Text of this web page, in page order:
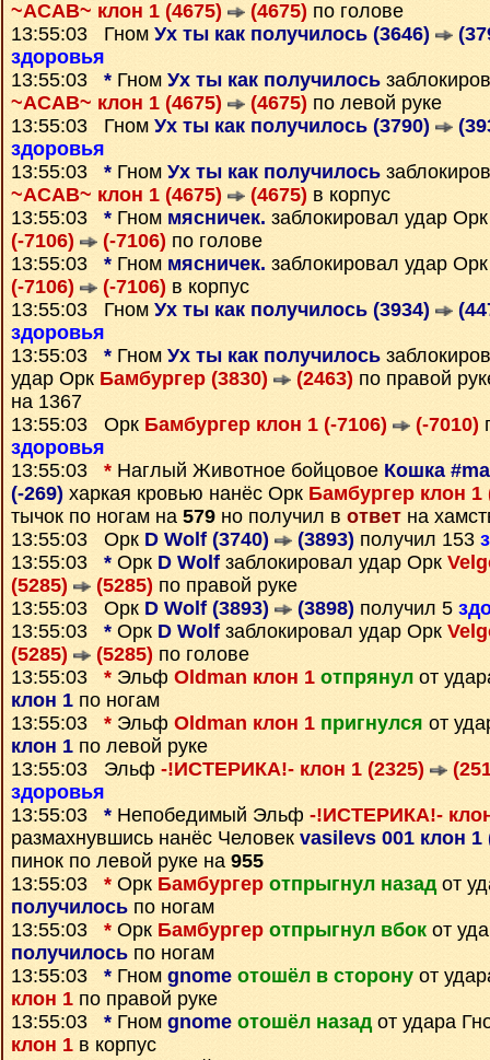
~ACAB~ клон 1 (4675)
(4675) по голове
13:55:03 Гном Ух ты как получилось (3646)
здоровья
13:55:03 * Гном Ух ты как получилось
~ACAB~ клон 1 (4675)
(4675) по левой руке
13:55:03 Гном Ух ты как получилось (3790)
здоровья
13:55:03 * Гном Ух ты как получилось
~ACAB~ клон 1 (4675)
(4675) в корпус
13:55:03 * Гном мясничек. заблокировал удар
(-7106)
(-7106) по голове
13:55:03 * Гном мясничек. заблокировал удар
(-7106)
(-7106) в корпус
13:55:03 Гном Ух ты как получилось (3934)
здоровья
13:55:03 * Гном Ух ты как получилось
удар Орк Бамбургер (3830) (2463) по правой
на 1367
13:55:03 Орк Бамбургер клон 1 (-7106) (-7010)
здоровья
13:55:03 * Наглый Животное бойцовое Кошка
(-269) харкая кровью нанёс Орк Бамбургер клон 1
тычок по ногам на 579 но получил в ответ на
13:55:03 Орк D Wolf (3740) (3893) получил 153
13:55:03 * Орк D Wolf заблокировал удар Орк
(5285)
(5285) по правой руке
13:55:03 Орк D Wolf (3893) (3898) получил 5
13:55:03 * Орк D Wolf заблокировал удар Орк
(5285)
(5285) по голове
13:55:03 * Эльф Oldman клон 1 отпрянул от
клон 1 по ногам
13:55:03 * Эльф Oldman клон 1 пригнулся от
клон 1 по левой руке
13:55:03 Эльф -!ИСТЕРИКА!- клон 1 (2325)
здоровья
13:55:03 * Непобедимый Эльф -!ИСТЕРИКА!-
размахнувшись нанёс Человек vasilevs 001 клон 1
пинок по левой руке на 955
13:55:03 * Орк Бамбургер отпрыгнул назадот
получилось по ногам
13:55:03 * Орк Бамбургер отпрыгнул вбок от
получилось по ногам
13:55:03 * Гном gnome отошёл в сторону от
клон 1 по правой руке
13:55:03 * Гном gnome отошёл назадот удара
клон 1 в корпус